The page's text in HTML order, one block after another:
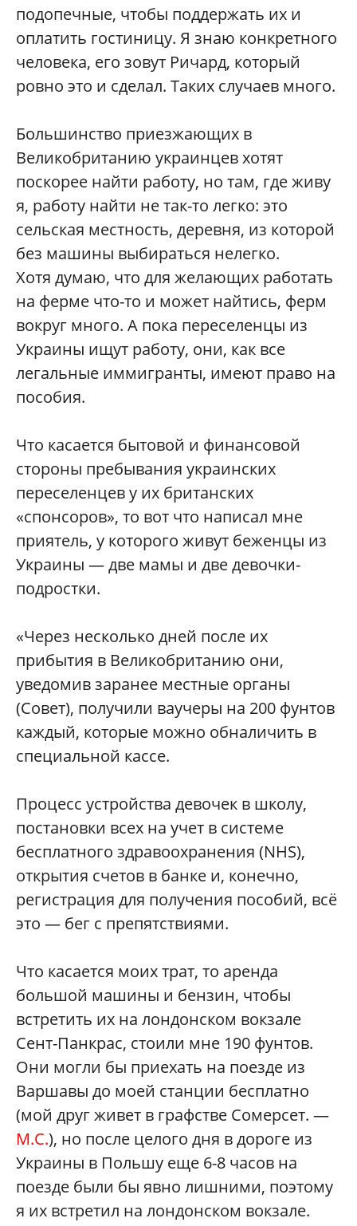
подопечные, чтобы поддержать их и
оплатить гостиницу. Я знаю конкретного
человека, его зовут Ричард, который
ровно это и сделал. Таких случаев много.
Большинство приезжающих в
Великобританию украинцев хотят
поскорее найти работу, но там, где живу
я, работу найти не так-то легко: это
сельская местность, деревня, из которой
без машины выбираться нелегко.
Хотя думаю, что для желающих работать
на ферме что-то и может найтись, ферм
вокруг много. А пока переселенцы из
Украины ищут работу, они, как все
легальные иммигранты, имеют право на
пособия.
Что касается бытовой и финансовой
стороны пребывания украинских
переселенцев у их британских
«спонсоров», то вот что написал мне
приятель, у которого живут беженцы из
Украины — две мамы и две девочки-
подростки.
«Через несколько дней после их
прибытия в Великобританию они,
уведомив заранее местные органы
(Совет), получили ваучеры на 200 фунтов
каждый, которые можно обналичить в
специальной кассе.
Процесс устройства девочек в школу,
постановки всех на учет в системе
бесплатного здравоохранения (NHS),
открытия счетов в банке и, конечно,
регистрация для получения пособий, всё
это — бег с препятствиями.
Что касается моих трат, то аренда
большой машины и бензин, чтобы
встретить их на лондонском вокзале
Сент-Панкрас, стоили мне 190 фунтов.
Они могли бы приехать на поезде из
Варшавы до моей станции бесплатно
(мой друг живет в графстве Сомерсет. —
М.С.), но после целого дня в дороге из
Украины в Польшу еще 6-8 часов на
поезде были бы явно лишними, поэтому
я их встретил на лондонском вокзале.